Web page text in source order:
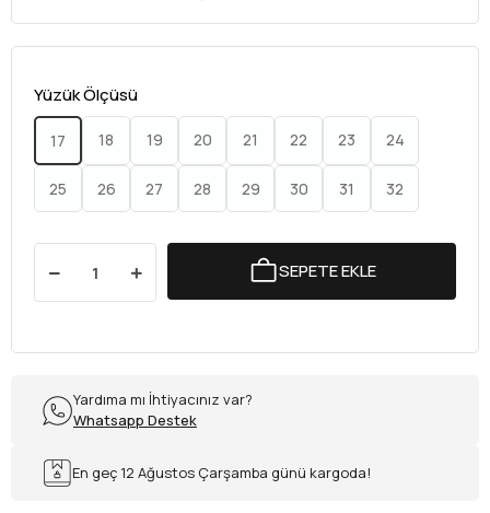
Yüzük Ölçüsü
17 18 19 20 21 22 23 24
25 26 27 28 29 30 31 32
SEPETE EKLE
Yardıma mı İhtiyacınız var?
Whatsapp Destek
En geç 12 Ağustos Çarşamba günü kargoda!